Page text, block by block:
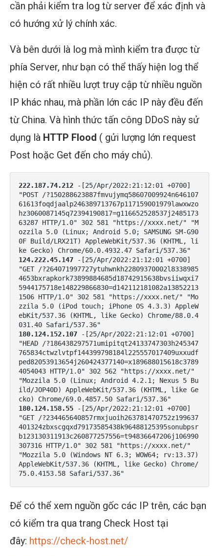
cần phải kiểm tra log từ server để xác định và
có hướng xử lý chính xác.
Và bên dưới là log mà mình kiểm tra được từ
phía Server, như bạn có thể thấy hiện log thể
hiện có rất nhiều lượt truy cập từ nhiều nguồn
IP khác nhau, mà phần lớn các IP này đều đến
từ China. Và hình thức tấn công DDoS này sử
dụng là HTTP Flood ( gửi lượng lớn request
Post hoặc Get đến cho máy chủ).
222.187.74.212 -[25/Apr/2022:21:12:01 +0700]
"POST /?150288623887fmvujymq58607009924n646107
61613foqdjaalp246389713767p117159001979lawxwzo
hz3060087145q72394190817=g116652528537j2485173
63287 HTTP/1.0" 302 581 "https://xxxx.net/" "M
ozzila 5.0 (Linux; Android 5.0; SAMSUNG SM-G90
0F Build/LRX21T) AppleWebKit/537.36 (KHTML, li
124.222.45.147 -[25/Apr/2022:21:12:01 +0700]
"GET /?264071997727ytuhwnkh22809370002l8338985
4653bxrapkork73899884685d18742915638bvsiiwqxi7
5944175718e148229866830=d142112181082a13852213
1506 HTTP/1.0" 302 581 "https://xxxx.net/" "Mo
zzila 5.0 (iPod touch; iPhone OS 4.3.3) AppleW
ebKit/537.36 (KHTML, like Gecko) Chrome/88.0.4
180.124.152.107 -[25/Apr/2022:21:12:01 +0700]
"HEAD /?186438297571umipitqt24133747303h245347
765834ctwzlvtpf144399798184l225557017409uxxudf
ped82053913654j260424377140=x189688015618c3789
4054043 HTTP/1.0" 302 562 "https://xxxx.net/"
"Mozzila 5.0 (Linux; Android 4.2.1; Nexus 5 Bu
ild/JOP40D) AppleWebKit/537.36 (KHTML, like Ge
180.124.158.55 -[25/Apr/2022:21:12:01 +0700]
"GET /?234465640857rmxjuoih263781470752z199637
401324zbxscgqxd79173585438k96488125395sonubpsr
b123130311913c260877257556=t94836647206j106990
307316 HTTP/1.0" 302 581 "https://xxxx.net/"
"Mozzila 5.0 (Windows NT 6.3; WOW64; rv:13.37)
AppleWebKit/537.36 (KHTML, like Gecko) Chrome/
75.0.4153.58 Safari/537.36"
Để có thể xem nguồn gốc các IP trên, các bạn
có kiểm tra qua trang Check Host tại
đây: https://check-host.net/